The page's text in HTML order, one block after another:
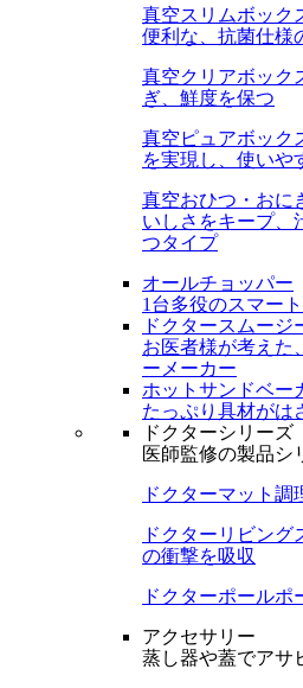
真空スリムボック
便利な、抗菌仕様
真空クリアボック
ぎ、鮮度を保つ
真空ピュアボック
を実現し、使いや
真空おひつ・おに
いしさをキープ、
つタイプ
オールチョッパー
1台多役のスマー
ドクタースムージ
お医者様が考えた
ーメーカー
ホットサンドベー
たっぷり具材がは
ドクターシリーズ
医師監修の製品シ
ドクターマット 調
ドクターリビング
の衝撃を吸収
ドクターポールポ
アクセサリー
蒸し器や蓋でアサ